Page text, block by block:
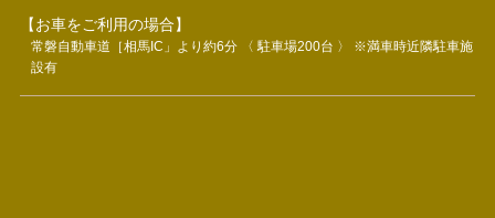
【お車をご利用の場合】
常磐自動車道［相馬IC」より約6分 〈 駐車場200台 〉 ※満車時近隣駐車施
設有